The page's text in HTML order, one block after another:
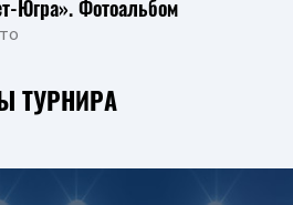
Югра». Фотоальбом
ТУРНИРА